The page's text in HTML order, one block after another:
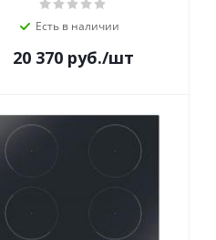
Есть в наличии
20 370 руб./шт